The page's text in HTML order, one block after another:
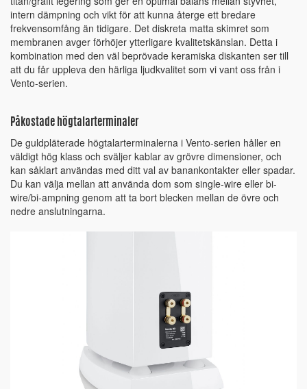
intern dämpning och vikt för att kunna återge ett bredare
frekvensomfång än tidigare. Det diskreta matta skimret som
membranen avger förhöjer ytterligare kvalitetskänslan. Detta i
kombination med den väl beprövade keramiska diskanten ser till
att du får uppleva den härliga ljudkvalitet som vi vant oss från i
Vento-serien.
Påkostade högtalarterminaler
De guldpläterade högtalarterminalerna i Vento-serien håller en
väldigt hög klass och sväljer kablar av grövre dimensioner, och
kan såklart användas med ditt val av banankontakter eller spadar.
Du kan välja mellan att använda dom som single-wire eller bi-
wire/bi-ampning genom att ta bort blecken mellan de övre och
nedre anslutningarna.